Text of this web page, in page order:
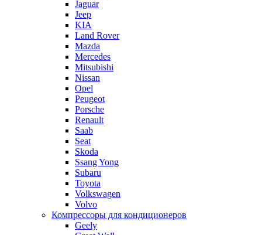
Jaguar
Jeep
KIA
Land Rover
Mazda
Mercedes
Mitsubishi
Nissan
Opel
Peugeot
Porsche
Renault
Saab
Seat
Skoda
Ssang Yong
Subaru
Toyota
Volkswagen
Volvo
Компрессоры для кондиционеров
Geely